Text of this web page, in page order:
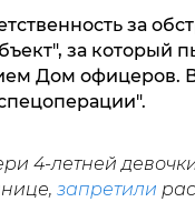
за
за который
Дом офицеров.
4-летней
запретили